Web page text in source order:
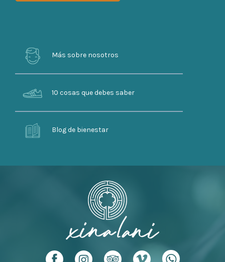
Más sobre nosotros
10 cosas que debes saber
Blog de bienestar